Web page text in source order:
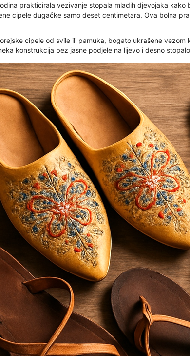
prakticirala vezivanje stopala mladih djevojaka
cipele dugačke samo deset centimetara. Ova bolna
cipele od svile ili pamuka, bogato ukrašene
konstrukcija bez jasne podjele na lijevo i desno